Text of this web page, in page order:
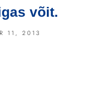
võit.
11, 2013